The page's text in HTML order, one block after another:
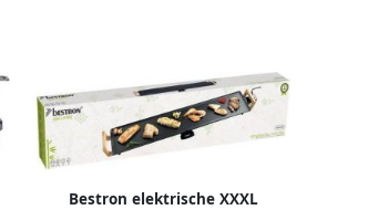
Bestron elektrische XXXL